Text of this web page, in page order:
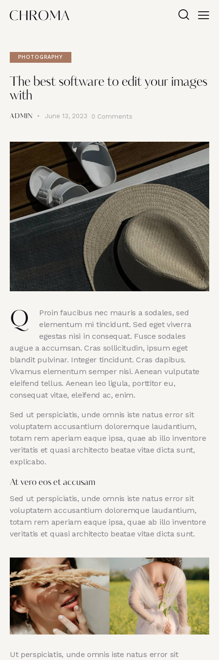
PHOTOGRAPHY
The best software to edit your images
with
ADMIN June 13, 2023 0 Comments
Q
Proin faucibus nec mauris a sodales, sed
elementum mi tincidunt. Sed eget viverra
egestas nisi in consequat. Fusce sodales
augue a accumsan. Cras sollicitudin, ipsum eget
blandit pulvinar. Integer tincidunt. Cras dapibus.
Vivamus elementum semper nisi. Aenean vulputate
eleifend tellus. Aenean leo ligula, porttitor eu,
consequat vitae, eleifend ac, enim.
Sed ut perspiciatis, unde omnis iste natus error sit
voluptatem accusantium doloremque laudantium,
totam rem aperiam eaque ipsa, quae ab illo inventore
veritatis et quasi architecto beatae vitae dicta sunt,
explicabo.
At vero eos et accusam
Sed ut perspiciatis, unde omnis iste natus error sit
voluptatem accusantium doloremque laudantium,
totam rem aperiam eaque ipsa, quae ab illo inventore
veritatis et quasi architecto beatae vitae dicta sunt.
Ut perspiciatis, unde omnis iste natus error sit